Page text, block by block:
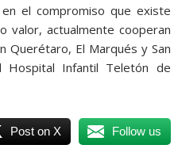
el compromiso que existe
valor, actualmente cooperan
Querétaro, El Marqués y San
Hospital Infantil Teletón de
Post on X Follow us